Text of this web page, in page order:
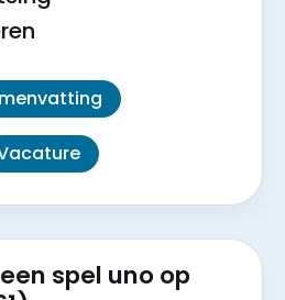
spel uno op